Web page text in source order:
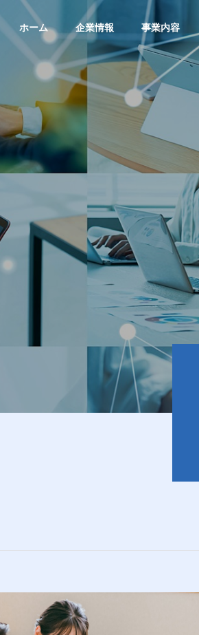
ホーム 企業情報 事業内容
GREETING
代表挨拶
PHILOSOPHY
WEBシステム事業
ブログ
【まずは1日5分】タイピング
を少しずつ速くしたい人向
け、おすすめ無料練習サイト